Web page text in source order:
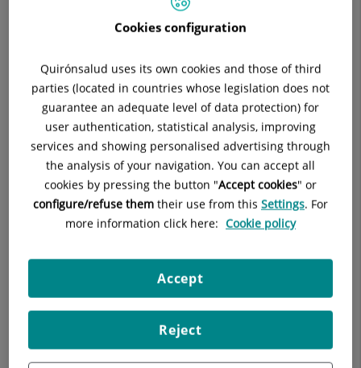
Entrada
Cookies configuration
Quirónsalud uses its own cookies and those of third
parties (located in countries whose legislation does not
guarantee an adequate level of data protection) for
user authentication, statistical analysis, improving
services and showing personalised advertising through
the analysis of your navigation. You can accept all
cookies by pressing the button "Accept cookies" or
configure/refuse them their use from this Settings. For
more information click here: Cookie policy
Reject
Accept